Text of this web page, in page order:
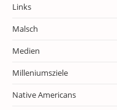
Links
Malsch
Medien
Milleniumsziele
Native Americans